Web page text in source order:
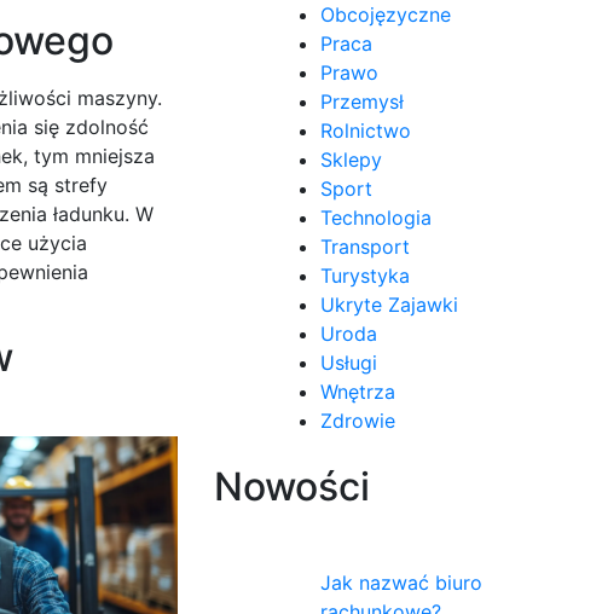
maszyny.
się zdolność
tym mniejsza
są strefy
ładunku. W
użycia
Obcojęzyczne
Praca
Prawo
Przemysł
Rolnictwo
Sklepy
Sport
Technologia
Transport
Turystyka
Ukryte Zajawki
Uroda
Usługi
Wnętrza
Zdrowie
Nowości
Jak nazwać biuro